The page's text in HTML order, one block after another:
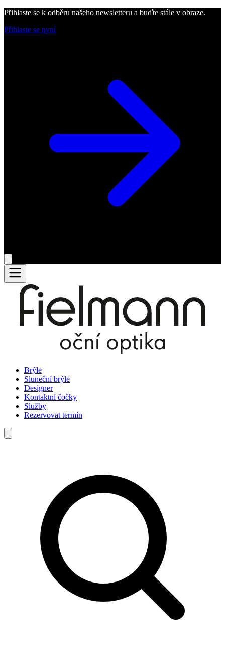
Přihlaste se k odběru našeho newsletteru a buďte stále v obraze.
Přihlaste se nyní
Brýle
Sluneční brýle
Designer
Kontaktní čočky
Služby
Rezervovat termín